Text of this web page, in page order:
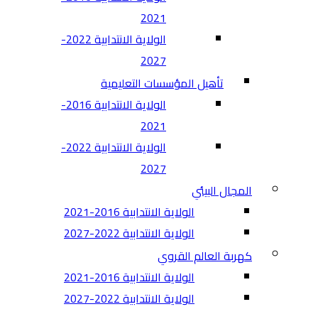
2021
الولاية الانتدابية 2022-
2027
تأهيل المؤسسات التعليمية
الولاية الانتدابية 2016-
2021
الولاية الانتدابية 2022-
2027
المجال البيئي
الولاية الانتدابية 2016-2021
الولاية الانتدابية 2022-2027
كهربة العالم القروي
الولاية الانتدابية 2016-2021
الولاية الانتدابية 2022-2027